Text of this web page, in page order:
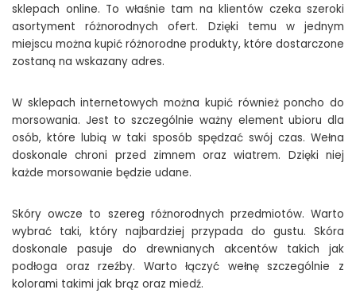
sklepach online. To właśnie tam na klientów czeka szeroki
asortyment różnorodnych ofert. Dzięki temu w jednym
miejscu można kupić różnorodne produkty, które dostarczone
zostaną na wskazany adres.
W sklepach internetowych można kupić również poncho do
morsowania. Jest to szczególnie ważny element ubioru dla
osób, które lubią w taki sposób spędzać swój czas. Wełna
doskonale chroni przed zimnem oraz wiatrem. Dzięki niej
każde morsowanie będzie udane.
Skóry owcze to szereg różnorodnych przedmiotów. Warto
wybrać taki, który najbardziej przypada do gustu. Skóra
doskonale pasuje do drewnianych akcentów takich jak
podłoga oraz rzeźby. Warto łączyć wełnę szczególnie z
kolorami takimi jak brąz oraz miedź.